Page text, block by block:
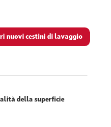
nuovi cestini di lavaggio
della superficie